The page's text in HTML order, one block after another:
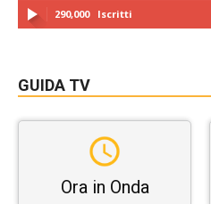
290,000 Iscritti
GUIDA TV
Ora in Onda